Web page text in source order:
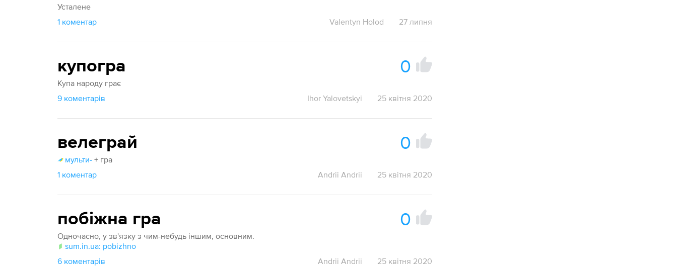
Усталене
1 коментар
Valentyn Holod 27 липня
купогра 0
Купа народу грає
9 коментарів
Ihor Yalovetskyi 25 квітня 2020
велеграй 0
мульти- + гра
1 коментар
Andrii Andrii 25 квітня 2020
побіжна гра 0
Одночасно, у зв'язку з чим-небудь іншим, основним.
sum.in.ua: pobizhno
6 коментарів
Andrii Andrii 25 квітня 2020